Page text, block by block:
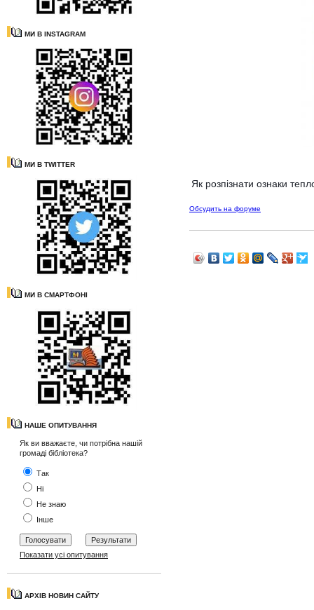
МИ В INSTAGRAM
МИ В TWITTER
МИ В СМАРТФОНІ
НАШЕ ОПИТУВАННЯ
Як ви вважаєте, чи потрібна нашій
громаді бібліотека?
Так
Ні
Не знаю
Інше
Показати усі опитування
АРХІВ НОВИН САЙТУ
Як розпізнати ознаки
Обсудить на форуме